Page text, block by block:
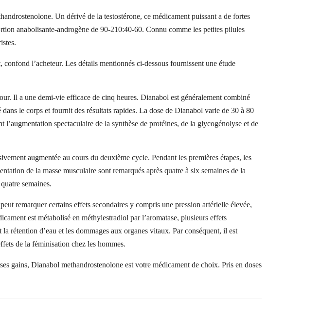
Un dérivé de la testostérone, ce médicament puissant a de fortes
anabolisante-androgène de 90-210:40-60. Connu comme les petites pilules
l’acheteur. Les détails mentionnés ci-dessous fournissent une étude
Il a une demi-vie efficace de cinq heures. Dianabol est généralement combiné
le corps et fournit des résultats rapides. La dose de Dianabol varie de 30 à 80
spectaculaire de la synthèse de protéines, de la glycogénolyse et de
augmentée au cours du deuxième cycle. Pendant les premières étapes, les
de la masse musculaire sont remarqués après quatre à six semaines de la
semaines.
remarquer certains effets secondaires y compris une pression artérielle élevée,
est métabolisé en méthylestradiol par l’aromatase, plusieurs effets
rétention d’eau et les dommages aux organes vitaux. Par conséquent, il est
de la féminisation chez les hommes.
gains, Dianabol methandrostenolone est votre médicament de choix. Pris en doses